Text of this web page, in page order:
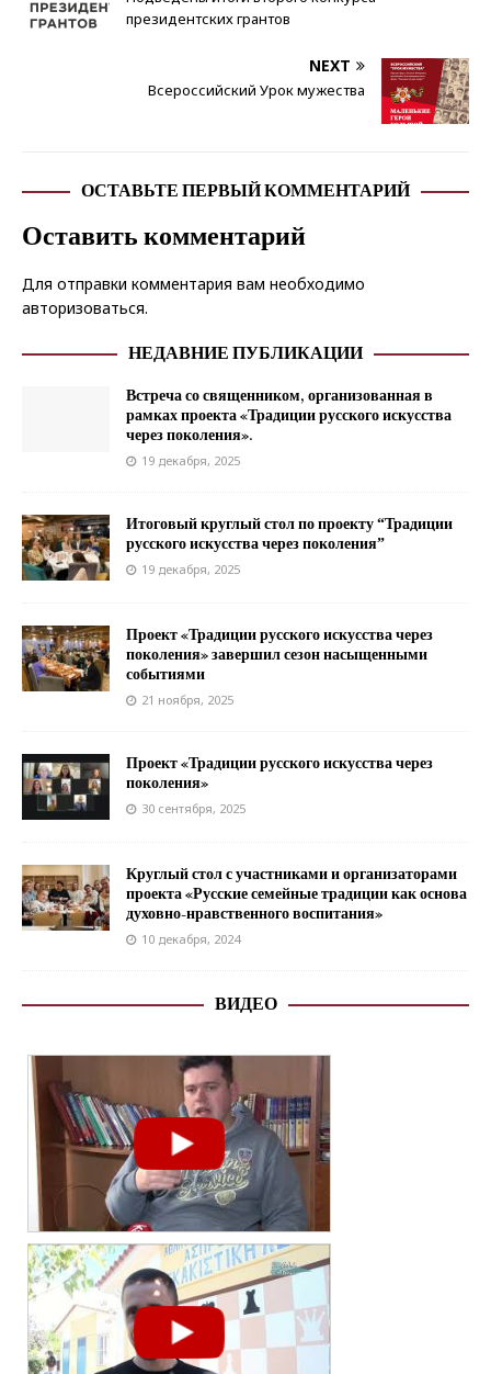
президентских грантов
NEXT
Всероссийский Урок мужества
ОСТАВЬТЕ ПЕРВЫЙ КОММЕНТАРИЙ
Оставить комментарий
Для отправки комментария вам необходимо
авторизоваться.
НЕДАВНИЕ ПУБЛИКАЦИИ
Встреча со священником, организованная в
рамках проекта «Традиции русского искусства
через поколения».
19 декабря, 2025
Итоговый круглый стол по проекту “Традиции
русского искусства через поколения”
19 декабря, 2025
Проект «Традиции русского искусства через
поколения» завершил сезон насыщенными
событиями
21 ноября, 2025
Проект «Традиции русского искусства через
поколения»
30 сентября, 2025
Круглый стол с участниками и организаторами
проекта «Русские семейные традиции как основа
духовно-нравственного воспитания»
10 декабря, 2024
ВИДЕО